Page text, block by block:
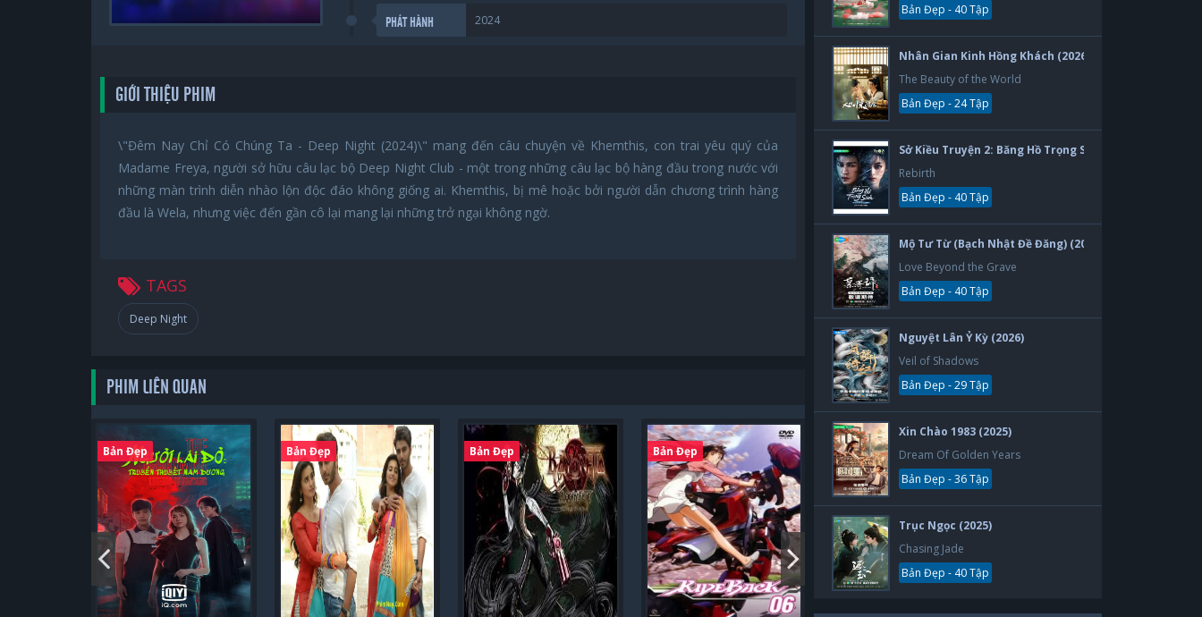
PHÁT HÀNH 2024
GIỚI THIỆU PHIM
\"Đêm Nay Chỉ Có Chúng Ta - Deep Night (2024)\" mang đến câu chuyện về Khemthis, con trai yêu quý của
Madame Freya, người sở hữu câu lạc bộ Deep Night Club - một trong những câu lạc bộ hàng đầu trong nước với
những màn trình diễn nhào lộn độc đáo không giống ai. Khemthis, bị mê hoặc bởi người dẫn chương trình hàng
đầu là Wela, nhưng việc đến gần cô lại mang lại những trở ngại không ngờ.
TAGS
Deep Night
PHIM LIÊN QUAN
Bản Đẹp Bản Đẹp Bản Đẹp Bản Đẹp Bản Đẹp Bản Đẹp
Bản Đẹp - 40 Tập
Nhân Gian Kinh Hồng Khách (2026)
The Beauty of the World
Bản Đẹp - 24 Tập
Sở Kiều Truyện 2: Băng Hồ Trọng Sinh (2026)
Rebirth
Bản Đẹp - 40 Tập
Mộ Tư Từ (Bạch Nhật Đề Đăng) (2026)
Love Beyond the Grave
Bản Đẹp - 40 Tập
Nguyệt Lân Ỷ Kỳ (2026)
Veil of Shadows
Bản Đẹp - 29 Tập
Xin Chào 1983 (2025)
Dream Of Golden Years
Bản Đẹp - 36 Tập
Trục Ngọc (2025)
Chasing Jade
Bản Đẹp - 40 Tập